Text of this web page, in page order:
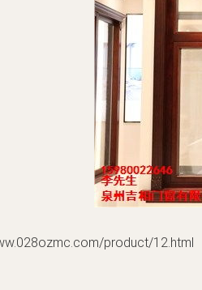
product/12.html